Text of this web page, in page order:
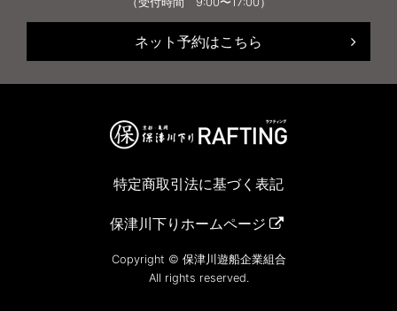
ネット予約はこちら
特定商取引法に基づく表記
保津川下りホームページ
Copyright © 保津川遊船企業組合
All rights reserved.